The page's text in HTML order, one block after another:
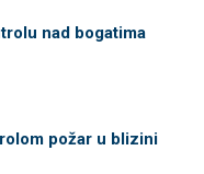
nad bogatima
požar u blizini